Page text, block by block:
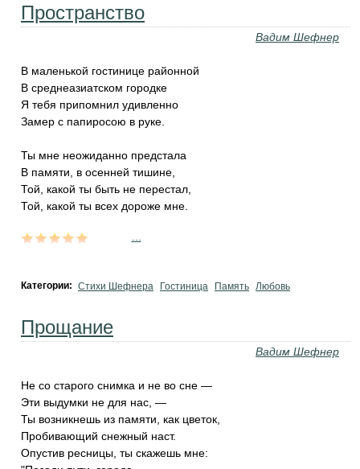
Пространство
Вадим Шефнер
В маленькой гостинице районной
В среднеазиатском городке
Я тебя припомнил удивленно
Замер с папиросою в руке.
Ты мне неожиданно предстала
В памяти, в осенней тишине,
Той, какой ты быть не перестал,
Той, какой ты всех дороже мне.
Категории: Стихи Шефнера Гостиница Память Любовь
Прощание
Вадим Шефнер
Не со старого снимка и не во сне —
Эти выдумки не для нас, —
Ты возникнешь из памяти, как цветок,
Пробивающий снежный наст.
Опустив ресницы, ты скажешь мне: